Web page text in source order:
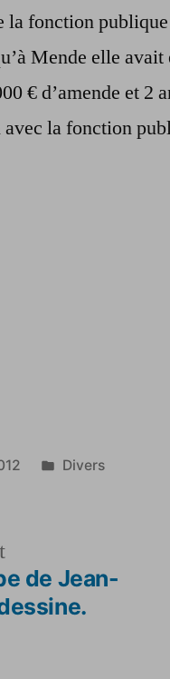
la fonction
Mende elle avait
€ d’amende et 2
la fonction
Publié
Divers
Article
précédent :
de Jean-